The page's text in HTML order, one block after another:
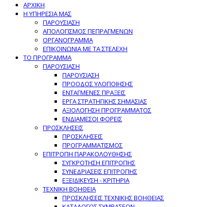
ΑΡΧΙΚΗ
Η ΥΠΗΡΕΣΙΑ ΜΑΣ
ΠΑΡΟΥΣΙΑΣΗ
ΑΠΟΛΟΓΙΣΜΟΣ ΠΕΠΡΑΓΜΕΝΩΝ
ΟΡΓΑΝΟΓΡΑΜΜΑ
ΕΠΙΚΟΙΝΩΝΙΑ ΜΕ ΤΑ ΣΤΕΛΕΧΗ
ΤΟ ΠΡΟΓΡΑΜΜΑ
ΠΑΡΟΥΣΙΑΣΗ
ΠΑΡΟΥΣΙΑΣΗ
ΠΡΟΟΔΟΣ ΥΛΟΠΟΙΗΣΗΣ
ΕΝΤΑΓΜΕΝΕΣ ΠΡΑΞΕΙΣ
ΕΡΓΑ ΣΤΡΑΤΗΓΙΚΗΣ ΣΗΜΑΣΙΑΣ
ΑΞΙΟΛΟΓΗΣΗ ΠΡΟΓΡΑΜΜΑΤΟΣ
ΕΝΔΙΑΜΕΣΟΙ ΦΟΡΕΙΣ
ΠΡΟΣΚΛΗΣΕΙΣ
ΠΡΟΣΚΛΗΣΕΙΣ
ΠΡΟΓΡΑΜΜΑΤΙΣΜΟΣ
ΕΠΙΤΡΟΠΗ ΠΑΡΑΚΟΛΟΥΘΗΣΗΣ
ΣΥΓΚΡΟΤΗΣΗ ΕΠΙΤΡΟΠΗΣ
ΣΥΝΕΔΡΙΑΣΕΙΣ ΕΠΙΤΡΟΠΗΣ
ΕΞΕΙΔΙΚΕΥΣΗ - ΚΡΙΤΗΡΙΑ
ΤΕΧΝΙΚΗ ΒΟΗΘΕΙΑ
ΠΡΟΣΚΛΗΣΕΙΣ ΤΕΧΝΙΚΗΣ ΒΟΗΘΕΙΑΣ